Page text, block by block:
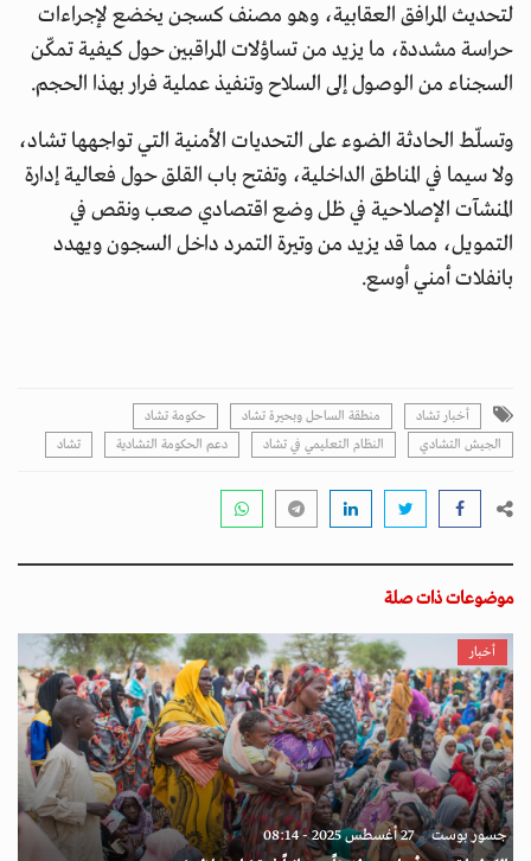
لتحديث المرافق العقابية، وهو مصنف كسجن يخضع لإجراءات
حراسة مشددة، ما يزيد من تساؤلات المراقبين حول كيفية تمكّن
السجناء من الوصول إلى السلاح وتنفيذ عملية فرار بهذا الحجم.
وتسلّط الحادثة الضوء على التحديات الأمنية التي تواجهها تشاد،
ولا سيما في المناطق الداخلية، وتفتح باب القلق حول فعالية إدارة
المنشآت الإصلاحية في ظل وضع اقتصادي صعب ونقص في
التمويل، مما قد يزيد من وتيرة التمرد داخل السجون ويهدد
بانفلات أمني أوسع.
أخبار تشاد منطقة الساحل وبحيرة تشاد
حكومة تشاد
الجيش التشادي
النظام التعليمي في تشاد دعم الحكومة التشادية تشاد
موضوعات ذات صلة
أخبار
جسور بوست 27 أغسطس 2025 - 08:14